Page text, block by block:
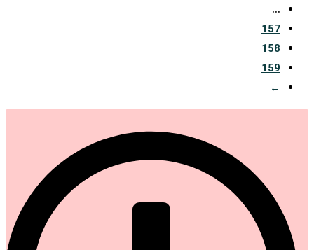
…
157
158
159
←